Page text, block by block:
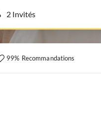
99% Recommandations